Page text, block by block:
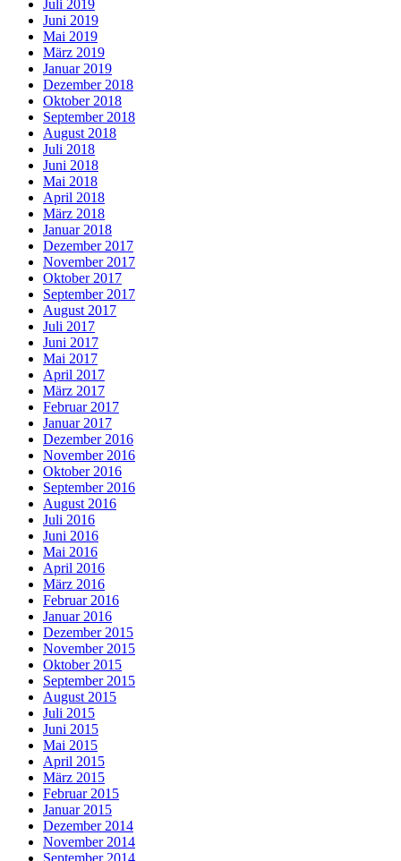
Juli 2019
Juni 2019
Mai 2019
März 2019
Januar 2019
Dezember 2018
Oktober 2018
September 2018
August 2018
Juli 2018
Juni 2018
Mai 2018
April 2018
März 2018
Januar 2018
Dezember 2017
November 2017
Oktober 2017
September 2017
August 2017
Juli 2017
Juni 2017
Mai 2017
April 2017
März 2017
Februar 2017
Januar 2017
Dezember 2016
November 2016
Oktober 2016
September 2016
August 2016
Juli 2016
Juni 2016
Mai 2016
April 2016
März 2016
Februar 2016
Januar 2016
Dezember 2015
November 2015
Oktober 2015
September 2015
August 2015
Juli 2015
Juni 2015
Mai 2015
April 2015
März 2015
Februar 2015
Januar 2015
Dezember 2014
November 2014